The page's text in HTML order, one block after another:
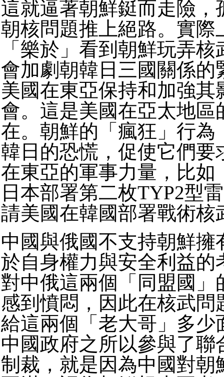
這就逼著朝鮮鋌而走險，
朝核問題推上絕路。實際
「樂於」看到朝鮮玩弄
會加劇朝韓日三國關係的
美國在東亞保持和加強其
會。這是美國在亞太地區
在。朝鮮的「瘋狂」行為
韓日的恐慌，促使它們要
在東亞的軍事力量，比如
日本部署第二枚TYP2型
請美國在韓國部署戰術核
中國與俄國不支持朝鮮擁
於自身權力與安全利益的
對中俄這兩個「同盟國」
感到憤悶，因此在核武問
給這兩個「老大哥」多少
中國政府之所以參與了聯
制裁，就是因為中國對朝